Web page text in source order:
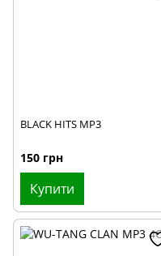
BLACK HITS MP3
150 грн
Купити